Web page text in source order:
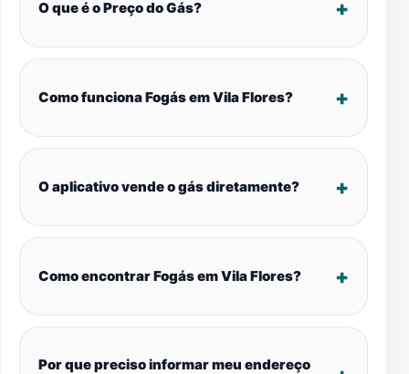
O que é o Preço do Gás?
Como funciona Fogás em Vila Flores?
O aplicativo vende o gás diretamente?
Como encontrar Fogás em Vila Flores?
Por que preciso informar meu endereço